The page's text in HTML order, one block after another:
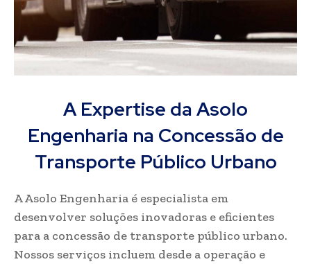
A Expertise da Asolo
Engenharia na Concessão de
Transporte Público Urbano
A Asolo Engenharia é especialista em
desenvolver soluções inovadoras e eficientes
para a concessão de transporte público urbano.
Nossos serviços incluem desde a operação e